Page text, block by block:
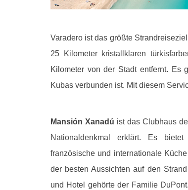
Varadero ist das größte
25 Kilometer kristallklaren
Kilometer von der Stadt entfernt. Es
Kubas verbunden ist. Mit diesem
Mansión Xanadú ist das Clubhaus
Nationaldenkmal erklärt. Es
französische und internationale
der besten Aussichten auf den
und Hotel gehörte der Familie